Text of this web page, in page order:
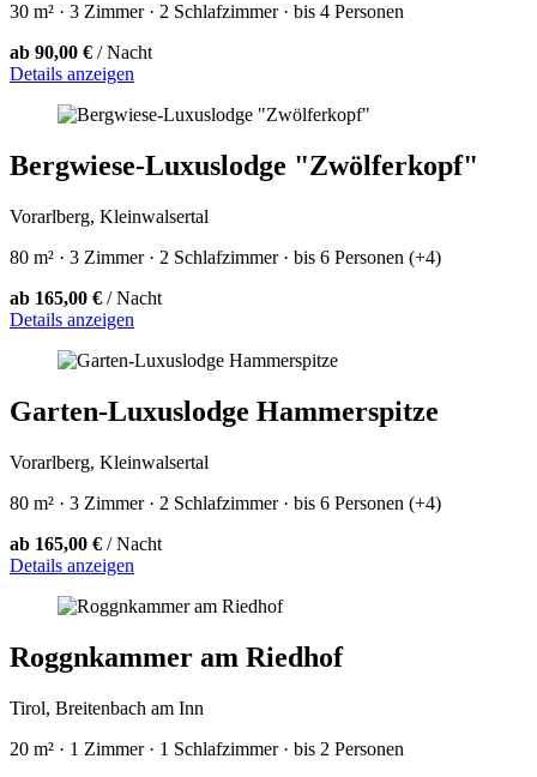
30 m² · 3 Zimmer · 2 Schlafzimmer · bis 4 Personen
ab 90,00 € / Nacht
Details anzeigen
Bergwiese-Luxuslodge "Zwölferkopf"
Vorarlberg, Kleinwalsertal
80 m² · 3 Zimmer · 2 Schlafzimmer · bis 6 Personen (+4)
ab 165,00 € / Nacht
Details anzeigen
Garten-Luxuslodge Hammerspitze
Vorarlberg, Kleinwalsertal
80 m² · 3 Zimmer · 2 Schlafzimmer · bis 6 Personen (+4)
ab 165,00 € / Nacht
Details anzeigen
Roggnkammer am Riedhof
Tirol, Breitenbach am Inn
20 m² · 1 Zimmer · 1 Schlafzimmer · bis 2 Personen